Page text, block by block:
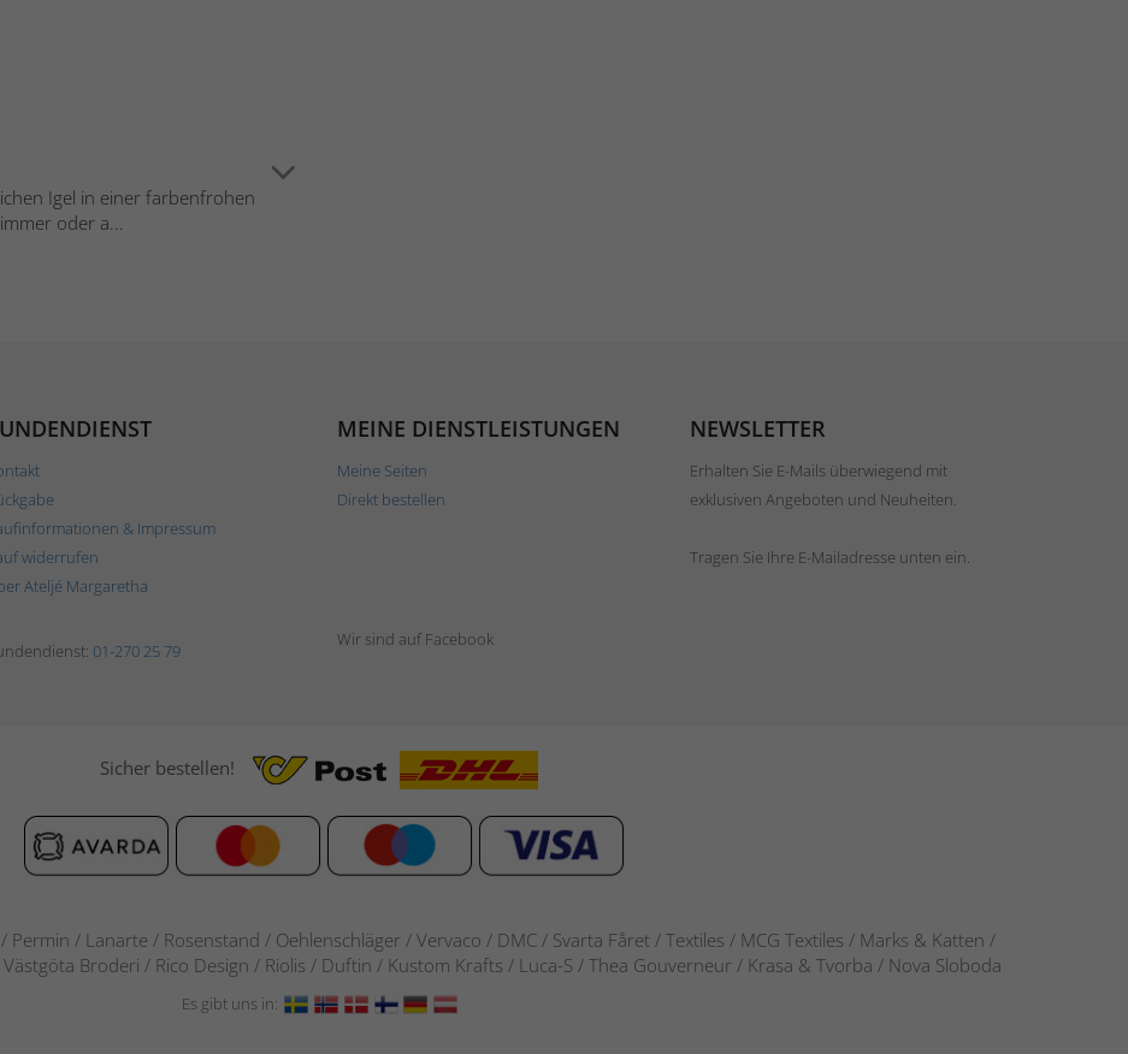
Igel in einer farbenfrohen
oder a...
& Impressum
widerrufen
Ateljé Margaretha
MEINE DIENSTLEISTUNGEN
Meine Seiten
Direkt bestellen
NEWSLETTER
Erhalten Sie E-Mails überwiegend mit
exklusiven Angeboten und Neuheiten.
Tragen Sie Ihre E-Mailadresse unten ein.
01-270 25 79
Wir sind auf Facebook
Sicher bestellen!
Permin / Lanarte / Rosenstand / Oehlenschläger / Vervaco / DMC / Svarta Fåret / Textiles / MCG Textiles / Marks & Katten /
Broderi / Rico Design / Riolis / Duftin / Kustom Krafts / Luca-S / Thea Gouverneur / Krasa & Tvorba / Nova Sloboda
Es gibt uns in: